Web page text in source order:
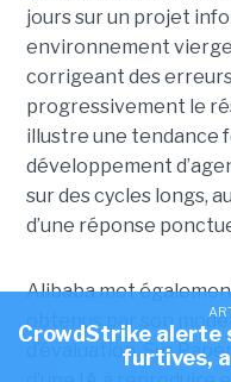
jours sur un projet
environnement
corrigeant des
progressivement le
illustre une tendance
développement
sur des cycles longs,
d’une réponse
Alibaba met
obtenus par son
d’évaluation. Sur
CrowdStrike alerte
furtives,